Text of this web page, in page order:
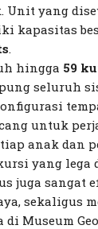
yang
kapasitas
.
hingga 59
seluruh
untuk
anak dan
yang lega
juga sangat
sekaligus
di Museum